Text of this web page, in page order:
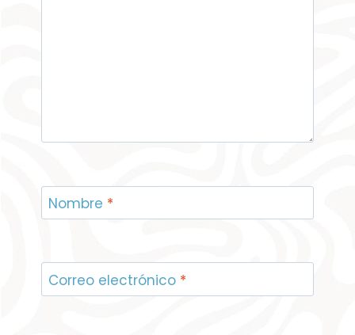
Nombre *
Correo electrónico *